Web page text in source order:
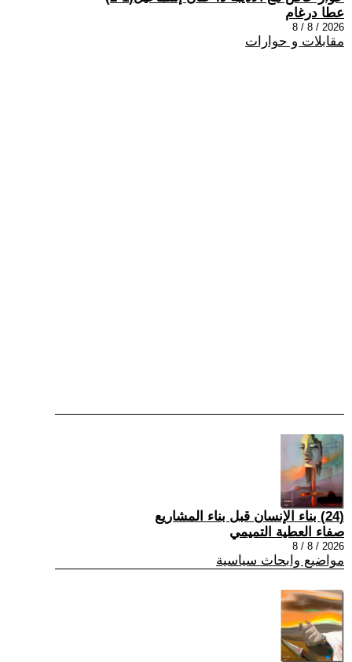
عطا درغام
2026 / 8 / 8
مقابلات و حوارات
(24) بناء الإنسان قبل بناء المشاريع
صفاء العطية التميمي
2026 / 8 / 8
مواضيع وابحاث سياسية